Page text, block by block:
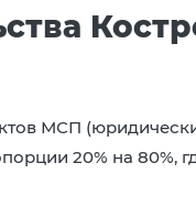
МСП
20% на 80%,